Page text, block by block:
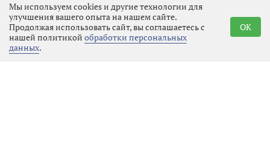
единства с народом. Я рада, что
через творчество и музыку могу
быть частью этого процесса.
Мы используем cookies и другие технологии для
улучшения вашего опыта на нашем сайте.
Продолжая использовать сайт, вы соглашаетесь с
нашей политикой обработки персональных
данных.
OK